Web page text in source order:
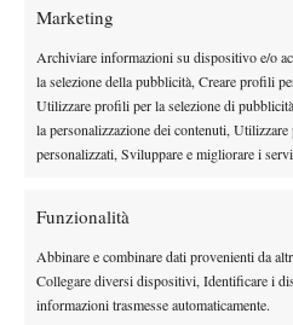
Marketing
Archiviare informazioni su dispositivo e/o
la selezione della pubblicità, Creare profili
Utilizzare profili per la selezione di
la personalizzazione dei contenuti,
personalizzati, Sviluppare e migliorare i
Funzionalità
Abbinare e combinare dati provenienti da
Collegare diversi dispositivi, Identificare i
informazioni trasmesse automaticamente.
(WC) Townsend/Shelton b. (4)
Muchova/Rublev b. (WC)
(WC) ERRANI/VAVASSORIb.
DI
News